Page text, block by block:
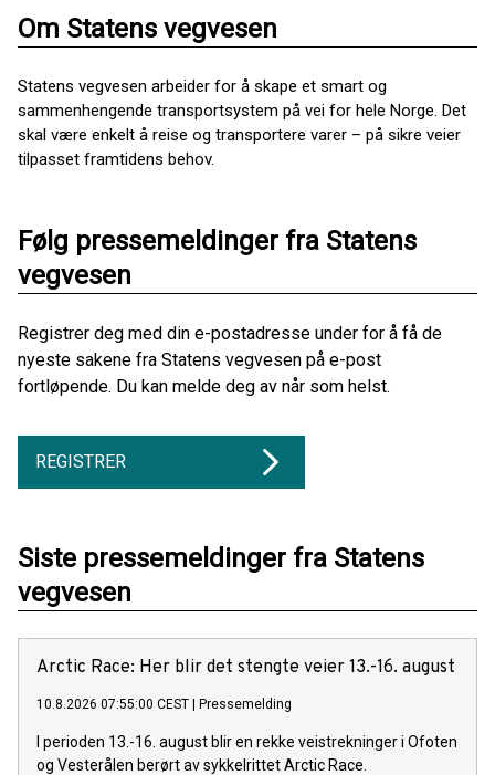
Om Statens vegvesen
Statens vegvesen arbeider for å skape et smart og
sammenhengende transportsystem på vei for hele Norge. Det
skal være enkelt å reise og transportere varer – på sikre veier
tilpasset framtidens behov.
Følg pressemeldinger fra Statens
vegvesen
Registrer deg med din e-postadresse under for å få de
nyeste sakene fra Statens vegvesen på e-post
fortløpende. Du kan melde deg av når som helst.
REGISTRER
Siste pressemeldinger fra Statens
vegvesen
Arctic Race: Her blir det stengte veier 13.-16. august
10.8.2026 07:55:00 CEST | Pressemelding
I perioden 13.-16. august blir en rekke veistrekninger i Ofoten
og Vesterålen berørt av sykkelrittet Arctic Race.